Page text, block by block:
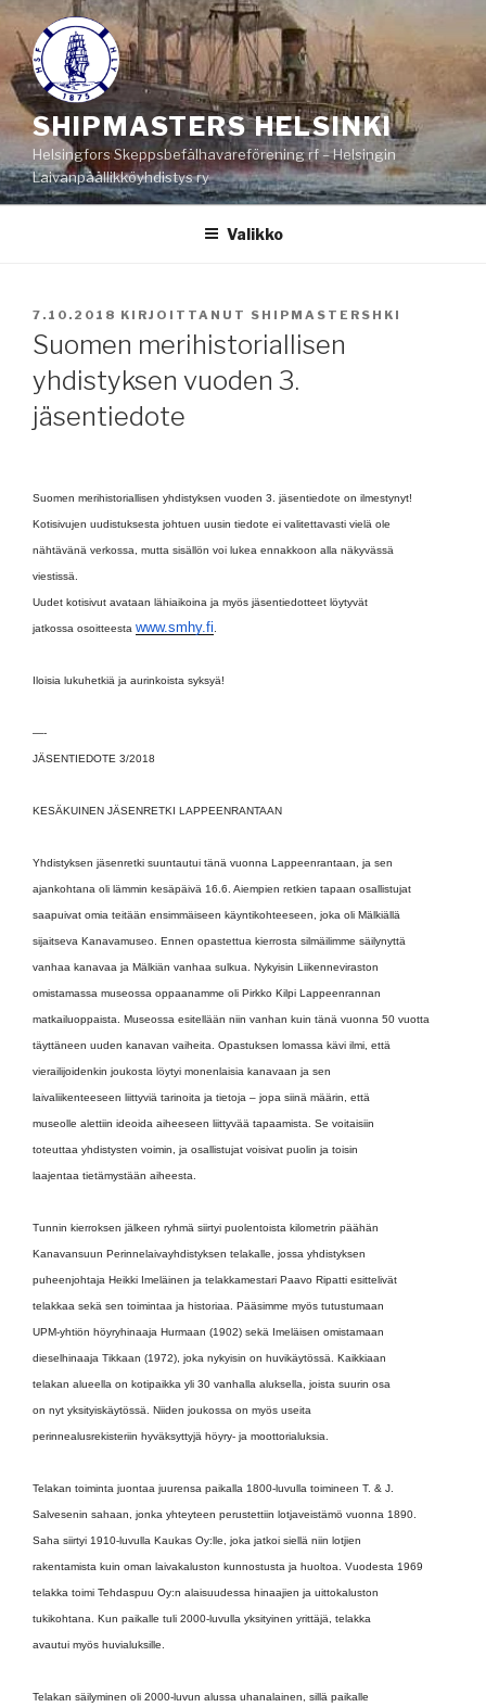
Siirry
sisältöön
SHIPMASTERS HELSINKI
Helsingfors Skeppsbefälhavareförening rf – Helsingin
Laivanpäällikköyhdistys ry
Valikko
JULKAISTU
7.10.2018 KIRJOITTANUT SHIPMASTERSHKI
Suomen merihistoriallisen
yhdistyksen vuoden 3.
jäsentiedote
Suomen merihistoriallisen yhdistyksen vuoden 3. jäsentiedote on ilmestynyt!
Kotisivujen uudistuksesta johtuen uusin tiedote ei valitettavasti vielä ole
nähtävänä verkossa, mutta sisällön voi lukea ennakkoon alla näkyvässä
viestissä.
Uudet kotisivut avataan lähiaikoina ja myös jäsentiedotteet löytyvät
jatkossa osoitteesta www.smhy.fi.
Iloisia lukuhetkiä ja aurinkoista syksyä!
—-
JÄSENTIEDOTE 3/2018
KESÄKUINEN JÄSENRETKI LAPPEENRANTAAN
Yhdistyksen jäsenretki suuntautui tänä vuonna Lappeenrantaan, ja sen
ajankohtana oli lämmin kesäpäivä 16.6. Aiempien retkien tapaan osallistujat
saapuivat omia teitään ensimmäiseen käyntikohteeseen, joka oli Mälkiällä
sijaitseva Kanavamuseo. Ennen opastettua kierrosta silmäilimme säilynyttä
vanhaa kanavaa ja Mälkiän vanhaa sulkua. Nykyisin Liikenneviraston
omistamassa museossa oppaanamme oli Pirkko Kilpi Lappeenrannan
matkailuoppaista. Museossa esitellään niin vanhan kuin tänä vuonna 50 vuotta
täyttäneen uuden kanavan vaiheita. Opastuksen lomassa kävi ilmi, että
vierailijoidenkin joukosta löytyi monenlaisia kanavaan ja sen
laivaliikenteeseen liittyviä tarinoita ja tietoja – jopa siinä määrin, että
museolle alettiin ideoida aiheeseen liittyvää tapaamista. Se voitaisiin
toteuttaa yhdistysten voimin, ja osallistujat voisivat puolin ja toisin
laajentaa tietämystään aiheesta.
Tunnin kierroksen jälkeen ryhmä siirtyi puolentoista kilometrin päähän
Kanavansuun Perinnelaivayhdistyksen telakalle, jossa yhdistyksen
puheenjohtaja Heikki Imeläinen ja telakkamestari Paavo Ripatti esittelivät
telakkaa sekä sen toimintaa ja historiaa. Pääsimme myös tutustumaan
UPM-yhtiön höyryhinaaja Hurmaan (1902) sekä Imeläisen omistamaan
dieselhinaaja Tikkaan (1972), joka nykyisin on huvikäytössä. Kaikkiaan
telakan alueella on kotipaikka yli 30 vanhalla aluksella, joista suurin osa
on nyt yksityiskäytössä. Niiden joukossa on myös useita
perinnealusrekisteriin hyväksyttyjä höyry- ja moottorialuksia.
Telakan toiminta juontaa juurensa paikalla 1800-luvulla toimineen T. & J.
Salvesenin sahaan, jonka yhteyteen perustettiin lotjaveistämö vuonna 1890.
Saha siirtyi 1910-luvulla Kaukas Oy:lle, joka jatkoi siellä niin lotjien
rakentamista kuin oman laivakaluston kunnostusta ja huoltoa. Vuodesta 1969
telakka toimi Tehdaspuu Oy:n alaisuudessa hinaajien ja uittokaluston
tukikohtana. Kun paikalle tuli 2000-luvulla yksityinen yrittäjä, telakka
avautui myös huvialuksille.
Telakan säilyminen oli 2000-luvun alussa uhanalainen, sillä paikalle